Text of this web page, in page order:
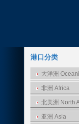
港口分类
大洋洲
非洲 Africa
北美洲 North
亚洲 Asia